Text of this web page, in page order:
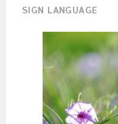
SIGN LANGUAGE